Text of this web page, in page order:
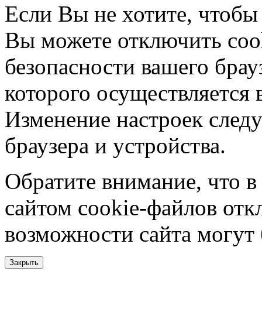
Если Вы не хотите,
Вы можете отключить
безопасности вашего
которого
Изменение настроек
браузера и устройства.
Обратите внимание, что в
сайтом cookie-файлов
возможности сайта
Закрыть